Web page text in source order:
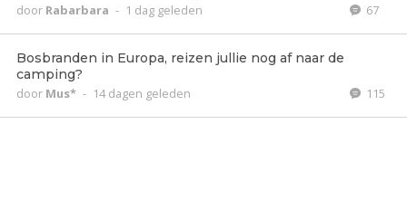
door Rabarbara - 1 dag geleden 67
Bosbranden in Europa, reizen jullie nog af naar de
camping?
door Mus* - 14 dagen geleden 115